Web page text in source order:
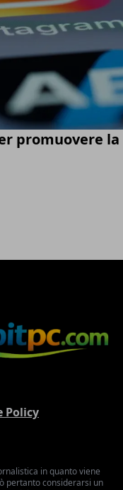
promuovere
Policy
in quanto viene
pertanto considerarsi un